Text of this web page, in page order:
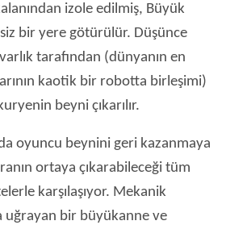
izole edilmiş, Büyük
bir yere götürülür. Düşünce
tarafından (dünyanın en
kaotik bir robotta birleşimi)
beyni çıkarılır.
oyuncu beynini geri kazanmaya
ortaya çıkarabileceği tüm
karşılaşıyor. Mekanik
uğrayan bir büyükanne ve